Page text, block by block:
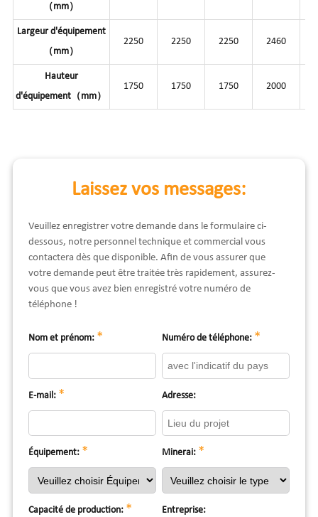
（mm）
Largeur d'équipement
（mm）
2250 2250 2250 2460
Hauteur
d'équipement（mm）
1750 1750 1750 2000
Laissez vos messages:
Veuillez enregistrer votre demande dans le formulaire ci-
dessous, notre personnel technique et commercial vous
contactera dès que disponible. Afin de vous assurer que
votre demande peut être traitée très rapidement, assurez-
vous que vous avez bien enregistré votre numéro de
téléphone !
Nom et prénom: * Numéro de téléphone: *
E-mail: * Adresse:
Équipement: * Minerai: *
Capacité de production: * Entreprise: